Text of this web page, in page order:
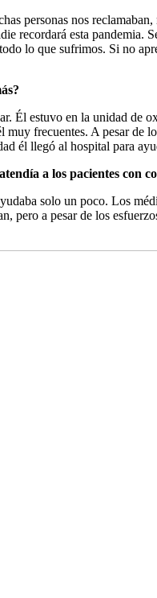
personas nos
recordará esta pandemia.
lo que sufrimos. Si no
Él estuvo en la unidad
frecuentes. A pesar de
él llegó al hospital para
a los pacientes con
solo un poco. Los
pero a pesar de los